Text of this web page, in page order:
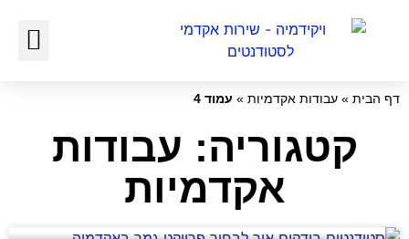
דף הבית » עבודות אקדמיות » עמוד 4
קטגוריה: עבודות
אקדמיות